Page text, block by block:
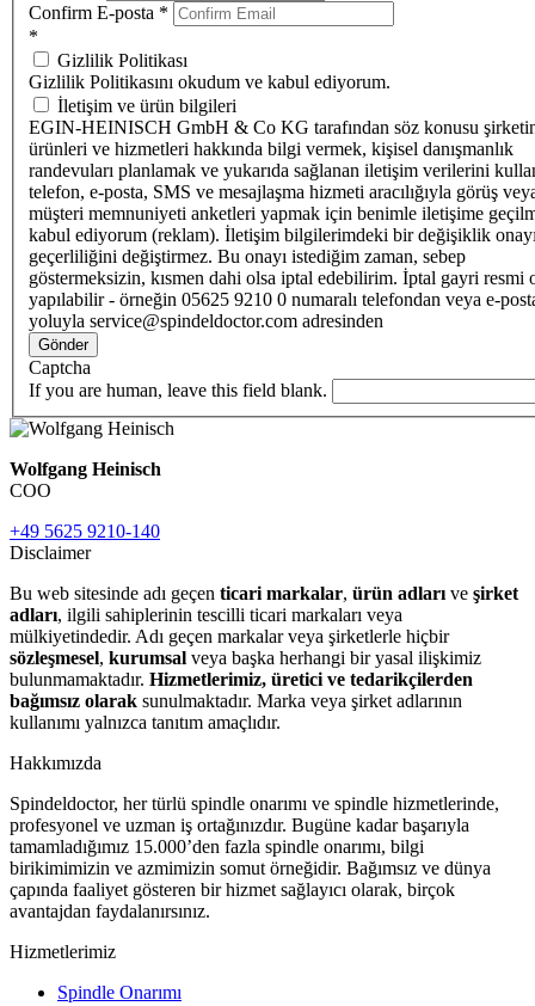
Confirm E-posta *
*
Gizlilik Politikası
Gizlilik Politikasını okudum ve kabul ediyorum.
İletişim ve ürün bilgileri
EGIN-HEINISCH GmbH & Co KG tarafından söz konusu
ürünleri ve hizmetleri hakkında bilgi vermek, kişisel danışmanlık
randevuları planlamak ve yukarıda sağlanan iletişim verilerini
telefon, e-posta, SMS ve mesajlaşma hizmeti aracılığıyla görüş
müşteri memnuniyeti anketleri yapmak için benimle iletişime
kabul ediyorum (reklam). İletişim bilgilerimdeki bir değişiklik
geçerliliğini değiştirmez. Bu onayı istediğim zaman, sebep
göstermeksizin, kısmen dahi olsa iptal edebilirim. İptal gayri resmi
yapılabilir - örneğin 05625 9210 0 numaralı telefondan veya e-
yoluyla service@spindeldoctor.com adresinden
Gönder
Captcha
If you are human, leave this field blank.
Wolfgang Heinisch
COO
+49 5625 9210-140
Disclaimer
Bu web sitesinde adı geçen ticari markalar, ürün adları ve şirket
adları, ilgili sahiplerinin tescilli ticari markaları veya
mülkiyetindedir. Adı geçen markalar veya şirketlerle hiçbir
sözleşmesel, kurumsal veya başka herhangi bir yasal ilişkimiz
bulunmamaktadır. Hizmetlerimiz, üretici ve tedarikçilerden
bağımsız olarak sunulmaktadır. Marka veya şirket adlarının
kullanımı yalnızca tanıtım amaçlıdır.
Hakkımızda
Spindeldoctor, her türlü spindle onarımı ve spindle hizmetlerinde,
profesyonel ve uzman iş ortağınızdır. Bugüne kadar başarıyla
tamamladığımız 15.000’den fazla spindle onarımı, bilgi
birikimimizin ve azmimizin somut örneğidir. Bağımsız ve dünya
çapında faaliyet gösteren bir hizmet sağlayıcı olarak, birçok
avantajdan faydalanırsınız.
Hizmetlerimiz
Spindle Onarımı